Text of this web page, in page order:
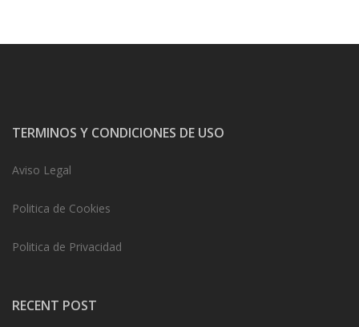
TERMINOS Y CONDICIONES DE USO
Aviso Legal
Politica de Cookies
Politica de Privacidad
RECENT POST